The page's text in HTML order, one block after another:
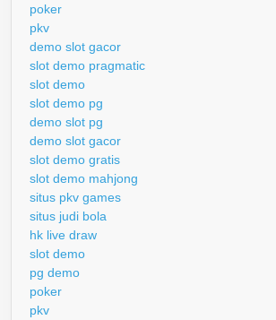
poker
pkv
demo slot gacor
slot demo pragmatic
slot demo
slot demo pg
demo slot pg
demo slot gacor
slot demo gratis
slot demo mahjong
situs pkv games
situs judi bola
hk live draw
slot demo
pg demo
poker
pkv